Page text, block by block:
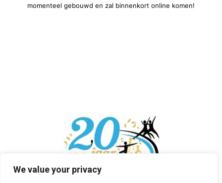
We value your privacy
momenteel gebouwd en zal binnenkort online komen!